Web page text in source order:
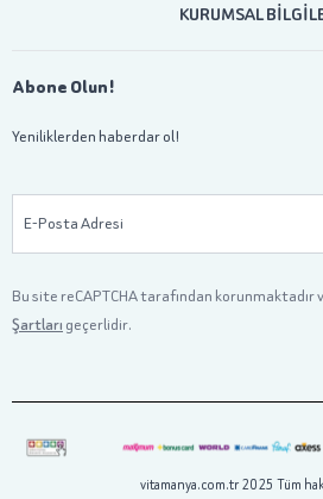
KURUMSAL
Abone Olun!
Yeniliklerden haberdar ol!
E-Posta Adresi
Bu site reCAPTCHA tarafından korunmaktadır
Şartları geçerlidir.
vitamanya.com.tr 2025 Tüm